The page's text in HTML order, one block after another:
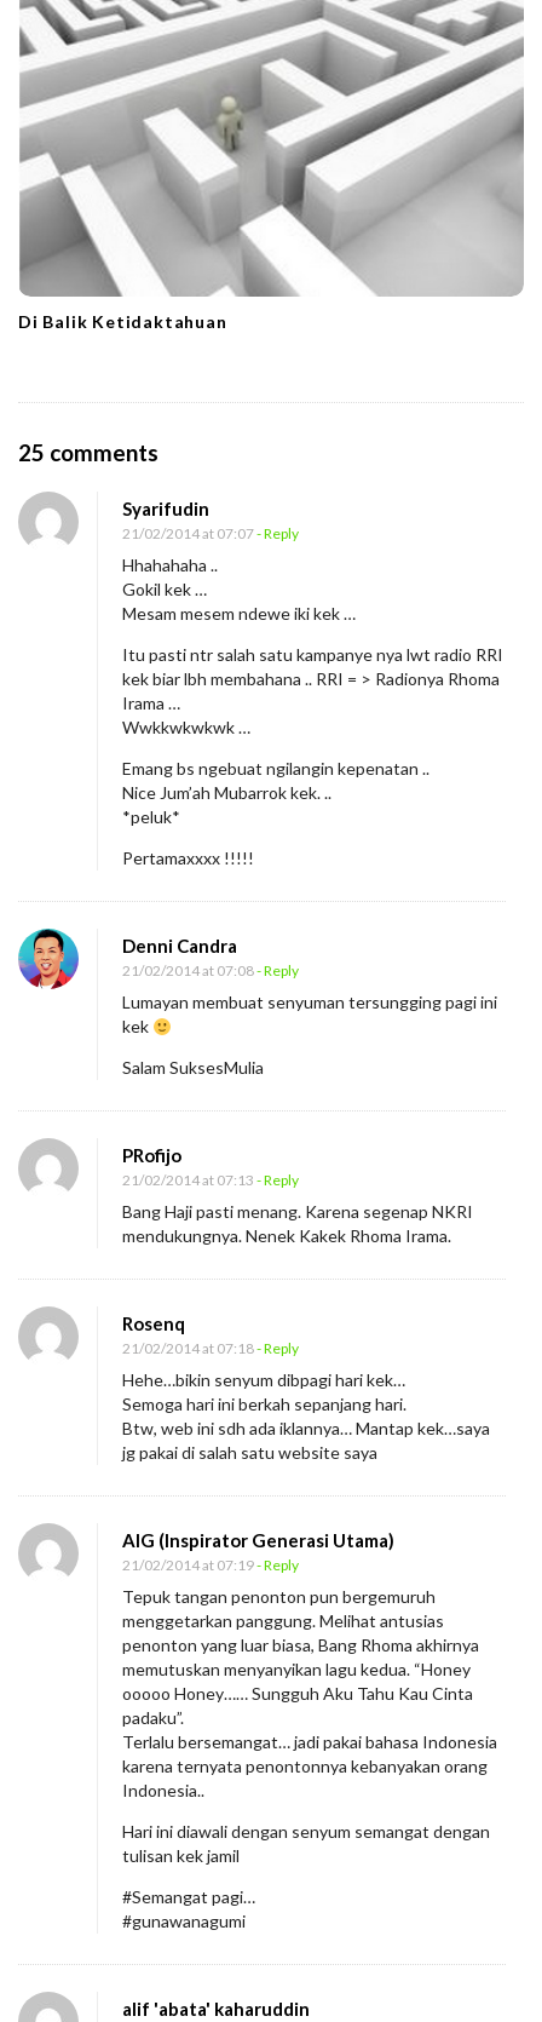
Di Balik Ketidaktahuan
25 comments
R
o
m
a
I
r
m
a
n
t
a
D
u
k
u
g
a
n
A
e
r
i
k
a
Syarifudin
21/02/2014 at 07:07- Reply
Hhahahaha ..
Gokil kek …
Mesam mesem ndewe iki kek …
Itu pasti ntr salah satu kampanye nya lwt radio RRI
kek biar lbh membahana .. RRI = > Radionya Rhoma
Irama …
Wwkkwkwkwk …
Emang bs ngebuat ngilangin kepenatan ..
Nice Jum’ah Mubarrok kek. ..
*peluk*
Pertamaxxxx !!!!!
Denni Candra
21/02/2014 at 07:08- Reply
Lumayan membuat senyuman tersungging pagi ini
kek
Salam SuksesMulia
PRofijo
21/02/2014 at 07:13 - Reply
Bang Haji pasti menang. Karena segenap NKRI
mendukungnya. Nenek Kakek Rhoma Irama.
Rosenq
21/02/2014 at 07:18- Reply
Hehe…bikin senyum dibpagi hari kek…
Semoga hari ini berkah sepanjang hari.
Btw, web ini sdh ada iklannya… Mantap kek…saya
jg pakai di salah satu website saya
AIG (Inspirator Generasi Utama)
21/02/2014 at 07:19- Reply
Tepuk tangan penonton pun bergemuruh
menggetarkan panggung. Melihat antusias
penonton yang luar biasa, Bang Rhoma akhirnya
memutuskan menyanyikan lagu kedua. “Honey
ooooo Honey…… Sungguh Aku Tahu Kau Cinta
padaku”.
Terlalu bersemangat… jadi pakai bahasa Indonesia
karena ternyata penontonnya kebanyakan orang
Indonesia..
Hari ini diawali dengan senyum semangat dengan
tulisan kek jamil
#Semangat pagi…
#gunawanagumi
alif 'abata' kaharuddin